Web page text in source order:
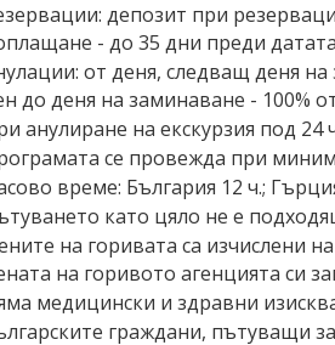
депозит при
- до 35 дни преди
от деня, следващ деня на
до деня на заминаване - 100%
анулиране на екскурзия под 24
се провежда при
време: България 12 ч.;
като цяло не е
на горивата са изчислени
на горивото агенцията си
медицински и здравни
граждани, пътуващи